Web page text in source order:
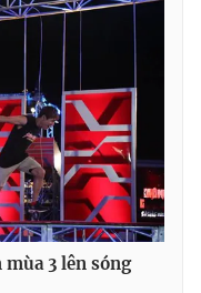
Nam
tử số 483/GP-BTTTT
Phạm Quốc Thắng,
355 932
mùa 3 lên sóng